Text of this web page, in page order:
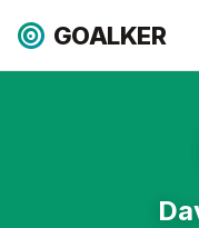
GOALKER